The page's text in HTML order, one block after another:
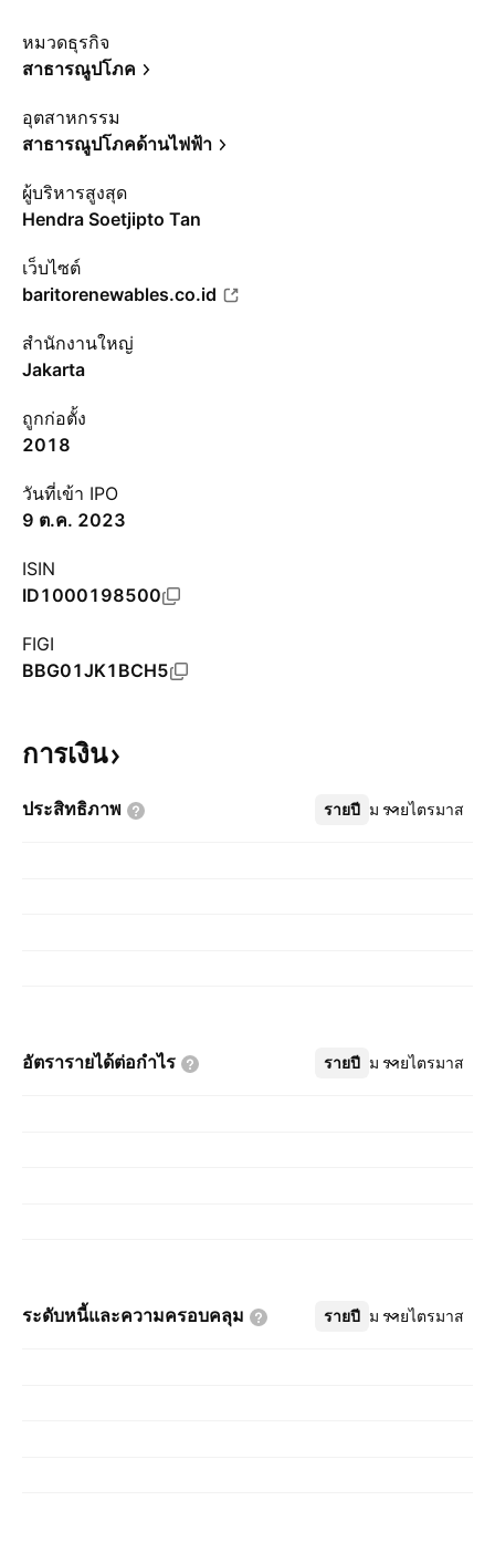
หมวดธุรกิจ
สาธารณูปโภค
อุตสาหกรรม
สาธารณูปโภคด้านไฟฟ้า
ผู้บริหารสูงสุด
Hendra Soetjipto Tan
เว็บไซต์
baritorenewables.co.id
สำนักงานใหญ่
Jakarta
ถูกก่อตั้ง
2018
วันที่เข้า IPO
9 ต.ค. 2023
ISIN
ID1000198500
FIGI
BBG01JK1BCH5
การเงิน
ประสิทธิภาพ รายปี รายไตรมาส
เพิ่มเติม
อัตรารายได้ต่อกำไร รายปี รายไตรมาส
เพิ่มเติม
ระดับหนี้และความครอบคลุม รายปี รายไตรมาส
เพิ่มเติม